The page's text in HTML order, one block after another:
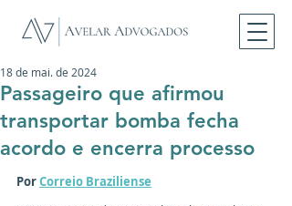
Passageiro que afirmou
transportar bomba fecha
acordo e encerra processo
18 de mai. de 2024
Por Correio Braziliense